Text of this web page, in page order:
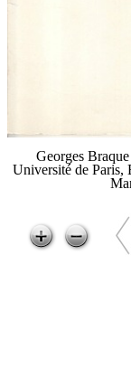
Georges
Université de Paris,